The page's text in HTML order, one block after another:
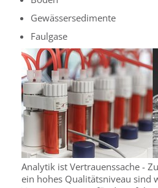
Gewässersedimente
Faulgase
Analytik ist Vertrauenssache -
ein hohes Qualitätsniveau sind